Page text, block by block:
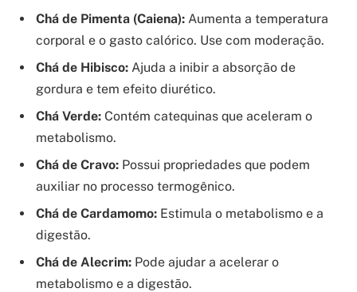
Chá de Pimenta (Caiena): Aumenta a temperatura
corporal e o gasto calórico. Use com moderação.
Chá de Hibisco: Ajuda a inibir a absorção de
gordura e tem efeito diurético.
Chá Verde: Contém catequinas que aceleram o
metabolismo.
Chá de Cravo: Possui propriedades que podem
auxiliar no processo termogênico.
Chá de Cardamomo: Estimula o metabolismo e a
digestão.
Chá de Alecrim: Pode ajudar a acelerar o
metabolismo e a digestão.